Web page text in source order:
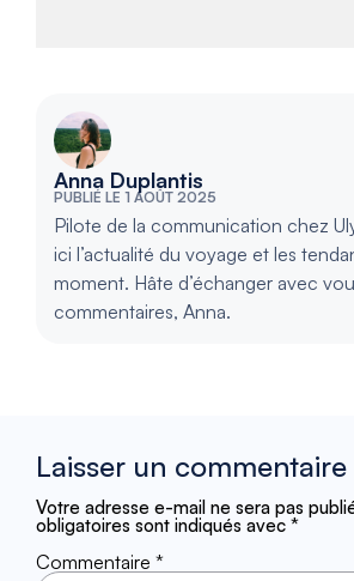
Anna Duplantis
PUBLIÉ LE 1 AOÛT 2025
Pilote de la communication chez
ici l’actualité du voyage et les
moment. Hâte d’échanger avec
commentaires, Anna.
Laisser un commentaire
Votre adresse e-mail ne sera pas
obligatoires sont indiqués avec *
Commentaire *